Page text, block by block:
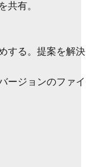
共有。
する。提案を解決
ージョンのファイ